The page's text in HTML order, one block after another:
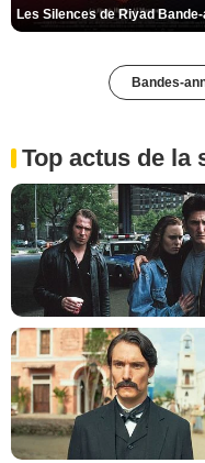
Bandes-
Top actus de la